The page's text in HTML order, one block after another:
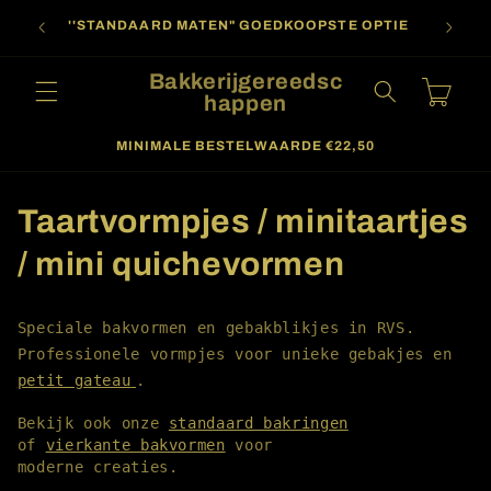
naar de
''STANDAARD MATEN" GOEDKOOPSTE OPTIE
Bakkerijgereedsc
happen
Winkelwagen
MINIMALE BESTELWAARDE €22,50
C
o
l
e
c
t
Taartvormpjes / minitaartjes
/ mini quichevormen
Speciale bakvormen en gebakblikjes in RVS.
Professionele vormpjes voor unieke gebakjes en
petit gateau .
Bekijk ook onze standaard bakringen
of vierkante bakvormen voor